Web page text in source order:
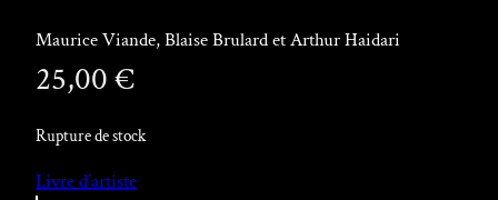
Maurice Viande, Blaise Brulard et Arthur Haidari
25,00€
Rupture de stock
Livre d’artiste